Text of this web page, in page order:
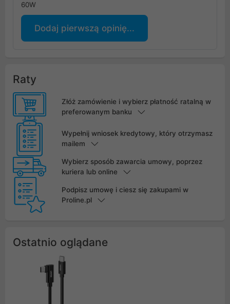
60W
Dodaj pierwszą opinię...
Raty
Złóż zamówienie i wybierz płatność ratalną w
preferowanym banku
Wypełnij wniosek kredytowy, który otrzymasz
mailem
Wybierz sposób zawarcia umowy, poprzez
kuriera lub online
Podpisz umowę i ciesz się zakupami w
Proline.pl
Ostatnio oglądane